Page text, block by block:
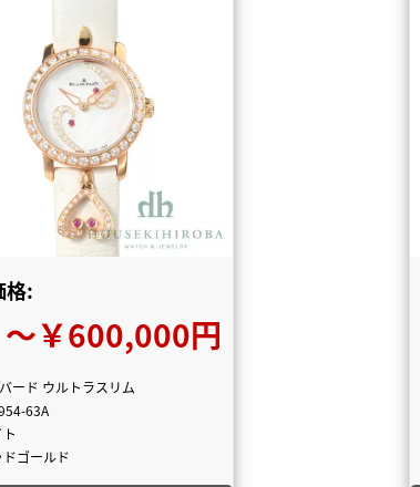
格:
〜￥600,000円
ード ウルトラスリム
63A
ゴールド